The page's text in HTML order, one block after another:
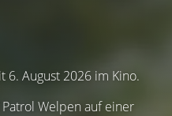
6. August 2026 im Kino.
Welpen auf einer